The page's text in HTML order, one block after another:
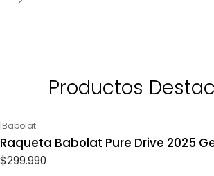
Productos
|Babolat
Raqueta Babolat Pure Drive 2025
$299.990